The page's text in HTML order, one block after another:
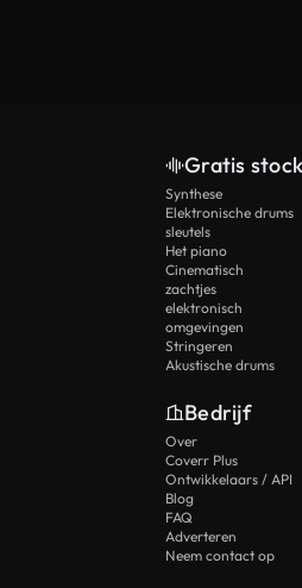
Gratis
Synthese
Elektronische drums
sleutels
Het piano
Cinematisch
zachtjes
elektronisch
omgevingen
Stringeren
Akustische drums
Bedrijf
Over
Coverr Plus
Ontwikkelaars / API
Blog
FAQ
Adverteren
Neem contact op